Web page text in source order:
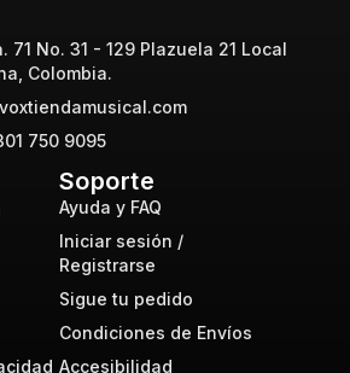
71 No. 31 - 129 Plazuela 21 Local
Colombia.
750 9095
Soporte
Ayuda y FAQ
Iniciar sesión /
Registrarse
Sigue tu pedido
Condiciones de Envíos
Accesibilidad